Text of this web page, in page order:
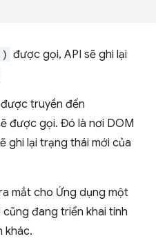
được gọi, API sẽ ghi lại
được truyền đến
được gọi. Đó là nơi DOM
ghi lại trạng thái mới của
mắt cho Ứng dụng một
đang triển khai tính
khác.